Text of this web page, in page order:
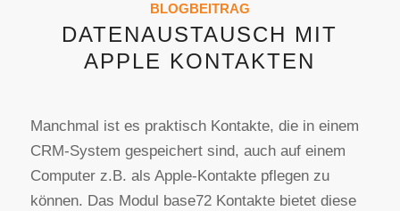
BLOGBEITRAG
DATENAUSTAUSCH MIT
APPLE KONTAKTEN
Manchmal ist es praktisch Kontakte, die in einem
CRM-System gespeichert sind, auch auf einem
Computer z.B. als Apple-Kontakte pflegen zu
können. Das Modul base72 Kontakte bietet diese